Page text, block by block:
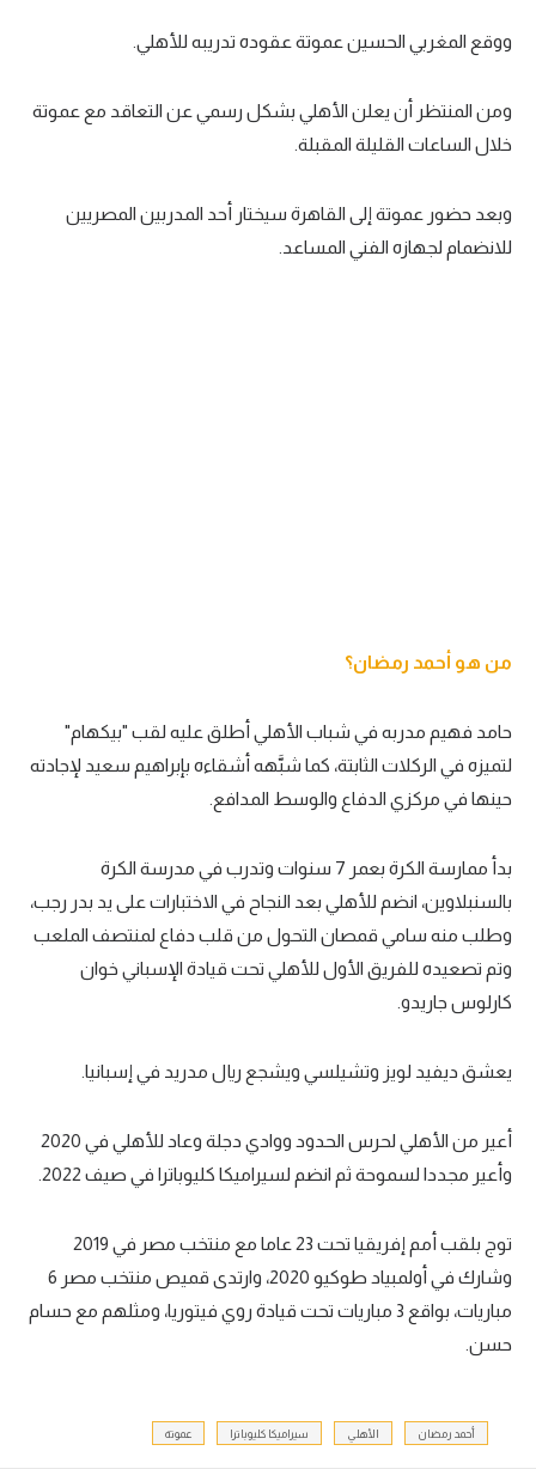
فيديو في الجول
ووقع المغربي الحسين عموتة عقوده تدريبه للأهلي.
ومن المنتظر أن يعلن الأهلي بشكل رسمي عن التعاقد مع عموتة
خلال الساعات القليلة المقبلة.
وبعد حضور عموتة إلى القاهرة سيختار أحد المدربين المصريين
للانضمام لجهازه الفني المساعد.
من هو أحمد رمضان؟
حامد فهيم مدربه في شباب الأهلي أطلق عليه لقب "بيكهام"
لتميزه في الركلات الثابتة، كما شبَّهه أشقاءه بإبراهيم سعيد لإجادته
حينها في مركزي الدفاع والوسط المدافع.
بدأ ممارسة الكرة بعمر 7 سنوات وتدرب في مدرسة الكرة
بالسنبلاوين، انضم للأهلي بعد النجاح في الاختبارات على يد بدر رجب،
وطلب منه سامي قمصان التحول من قلب دفاع لمنتصف الملعب
وتم تصعيده للفريق الأول للأهلي تحت قيادة الإسباني خوان
كارلوس جاريدو.
يعشق ديفيد لويز وتشيلسي ويشجع ريال مدريد في إسبانيا.
أعير من الأهلي لحرس الحدود ووادي دجلة وعاد للأهلي في 2020
وأعير مجددا لسموحة ثم انضم لسيراميكا كليوباترا في صيف 2022.
توج بلقب أمم إفريقيا تحت 23 عاما مع منتخب مصر في 2019
وشارك في أولمبياد طوكيو 2020، وارتدى قميص منتخب مصر 6
مباريات، بواقع 3 مباريات تحت قيادة روي فيتوريا، ومثلهم مع حسام
حسن.
أحمد رمضان الأهلي سيراميكا كليوباترا عموتة